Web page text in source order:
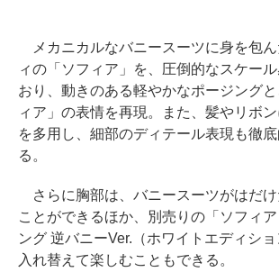
メカニカルなバニースーツに身を包
ィの「ソフィア」を、圧倒的なスケー
おり、動きのある軽やかなポージング
ィア」の表情を再現。また、髪やリボ
を多用し、細部のディテール表現も徹
る。
さらに胸部は、バニースーツがはだけ
ことができるほか、別売りの「ソフィ
ング 逆バニーVer.（ホワイトエディシ
入れ替えて楽しむこともできる。